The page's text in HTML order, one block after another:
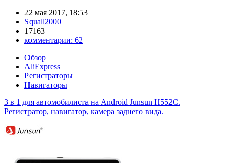
22 мая 2017, 18:53
Squall2000
17163
комментарии: 62
Обзор
AliExpress
Регистраторы
Навигаторы
3 в 1 для автомобилиста на Android Junsun H552C.
Регистратор, навигатор, камера заднего вида.